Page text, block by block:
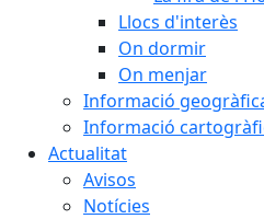
Llocs d'interès
On dormir
On menjar
Informació
Informació
Actualitat
Avisos
Notícies